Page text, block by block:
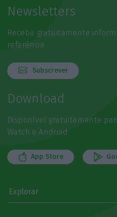
Newsletters
Receba gratuitamente
referência
Subscrever
Download
Disponível gratuitamente
Watch e Android
App Store
Explorar